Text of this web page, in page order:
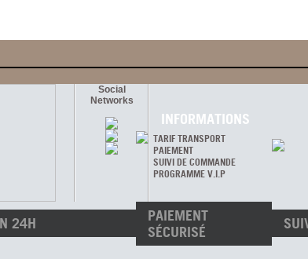
Social
Networks
INFORMATIONS
TARIF TRANSPORT
PAIEMENT
SUIVI DE COMMANDE
PROGRAMME V.I.P
24H
PAIEMENT
SÉCURISÉ